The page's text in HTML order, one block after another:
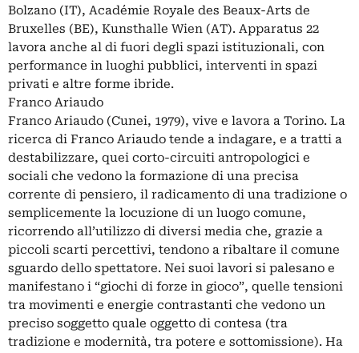
Bolzano (IT), Académie Royale des Beaux-Arts de
Bruxelles (BE), Kunsthalle Wien (AT). Apparatus 22
lavora anche al di fuori degli spazi istituzionali, con
performance in luoghi pubblici, interventi in spazi
privati e altre forme ibride.
Franco Ariaudo
Franco Ariaudo (Cunei, 1979), vive e lavora a Torino. La
ricerca di Franco Ariaudo tende a indagare, e a tratti a
destabilizzare, quei corto-circuiti antropologici e
sociali che vedono la formazione di una precisa
corrente di pensiero, il radicamento di una tradizione o
semplicemente la locuzione di un luogo comune,
ricorrendo all’utilizzo di diversi media che, grazie a
piccoli scarti percettivi, tendono a ribaltare il comune
sguardo dello spettatore. Nei suoi lavori si palesano e
manifestano i “giochi di forze in gioco”, quelle tensioni
tra movimenti e energie contrastanti che vedono un
preciso soggetto quale oggetto di contesa (tra
tradizione e modernità, tra potere e sottomissione). Ha